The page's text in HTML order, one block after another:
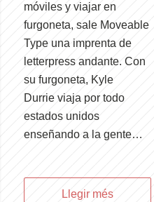
móviles y viajar en
furgoneta, sale Moveable
Type una imprenta de
letterpress andante. Con
su furgoneta, Kyle
Durrie viaja por todo
estados unidos
enseñando a la gente…
Llegir més